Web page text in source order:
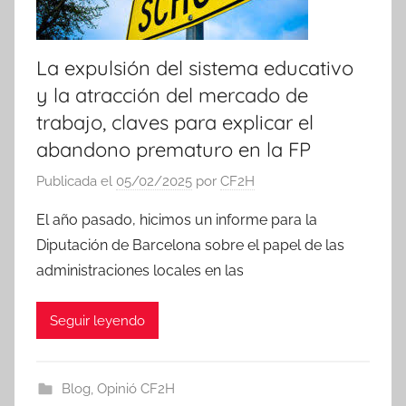
La expulsión del sistema educativo
y la atracción del mercado de
trabajo, claves para explicar el
abandono prematuro en la FP
Publicada el 05/02/2025 por CF2H
El año pasado, hicimos un informe para la
Diputación de Barcelona sobre el papel de las
administraciones locales en las
Seguir leyendo
Blog, Opinió CF2H